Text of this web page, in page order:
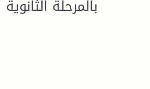
بالمرحلة الثانوية